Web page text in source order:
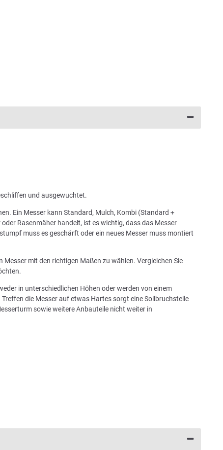
und ausgewuchtet.
Ein Messer kann Standard, Mulch, Kombi (Standard +
Rasenmäher handelt, ist es wichtig, dass das Messer
muss es geschärft oder ein neues Messer muss montiert
mit den richtigen Maßen zu wählen. Vergleichen Sie
in unterschiedlichen Höhen oder werden von einem
die Messer auf etwas Hartes sorgt eine Sollbruchstelle
sowie weitere Anbauteile nicht weiter in